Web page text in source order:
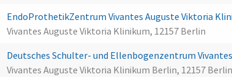
EndoProthetikZentrum Vivantes Auguste Viktoria
Vivantes Auguste Viktoria Klinikum, 12157 Berlin
Deutsches Schulter- und Ellenbogenzentrum
Vivantes Auguste Viktoria Klinikum Berlin, 12157 Berlin